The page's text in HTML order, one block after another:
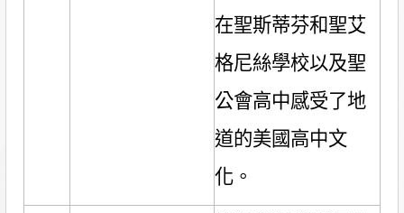
在聖斯蒂芬和聖艾
格尼絲學校以及聖
公會高中感受了地
道的美國高中文
化。